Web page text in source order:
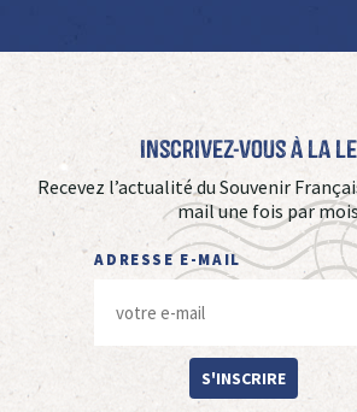
Inscrivez-vous à La
Recevez l’actualité du Souvenir
mail une fois par
ADRESSE E-MAIL
S'INSCRIRE